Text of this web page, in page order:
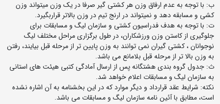
ب: با توجه به عدم ارفاق وزن هر کشتی گیر صرفا در یک وزن میتواند وزن
کشی و مسابقه دهد و نمیتواند در ارنج تیم در وزن بالاتر قراربگیرد.
ت: با توجه به هدف فدراسیون کشتی و سازمان لیگ و مسابقات برای
جلوگیری از کاستن وزن ورزشکاران، در طول برگزاری مراحل مختلف لیگ
نوجوانان ، کشتی گیران نمی توانند به وزن پایین تر از مرحله قبل بیایند، رفتن
به وزن بالا تر از مرحله قبل بلامانع می باشد.
ث: جدول گروه بندی هشتگانه پس از ارسال آمادگی کتبی هیئت های استانی
به سازمان لیگ و مسابقات اعلام خواهد شد.
نکته: شرایط عقد قرارداد و دیگر موارد که در این بخشنامه به آن اشاره نشده
است، مطابق با آئین نامه سازمان لیگ و مسابقات می باشد.